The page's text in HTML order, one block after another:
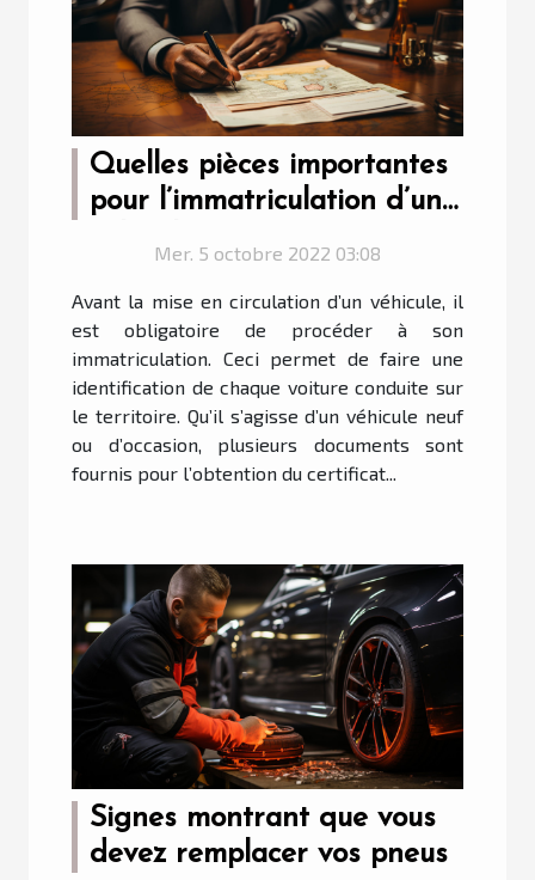
Quelles pièces importantes
pour l’immatriculation d’un
Mer. 5 octobre 2022 03:08
Avant la mise en circulation d’un véhicule, il
est obligatoire de procéder à son
immatriculation. Ceci permet de faire une
identification de chaque voiture conduite sur
le territoire. Qu’il s’agisse d’un véhicule neuf
ou d’occasion, plusieurs documents sont
fournis pour l’obtention du certificat...
Signes montrant que vous
devez remplacer vos pneus